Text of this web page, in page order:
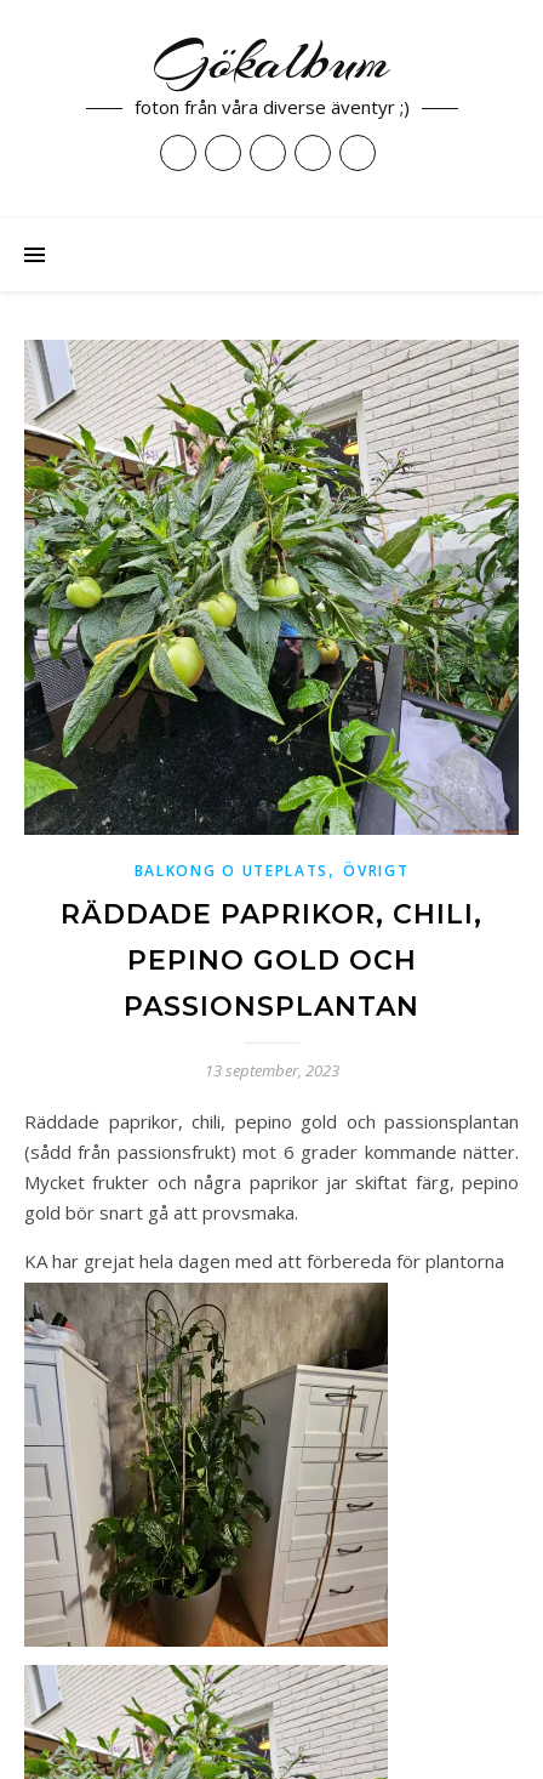
Gökalbum
foton från våra diverse äventyr ;)
BALKONG O UTEPLATS ,ÖVRIGT
RÄDDADE PAPRIKOR, CHILI,
PEPINO GOLD OCH
PASSIONSPLANTAN
13 september, 2023
Räddade paprikor, chili, pepino gold och passionsplantan
(sådd från passionsfrukt) mot 6 grader kommande nätter.
Mycket frukter och några paprikor jar skiftat färg, pepino
gold bör snart gå att provsmaka.
KA har grejat hela dagen med att förbereda för plantorna